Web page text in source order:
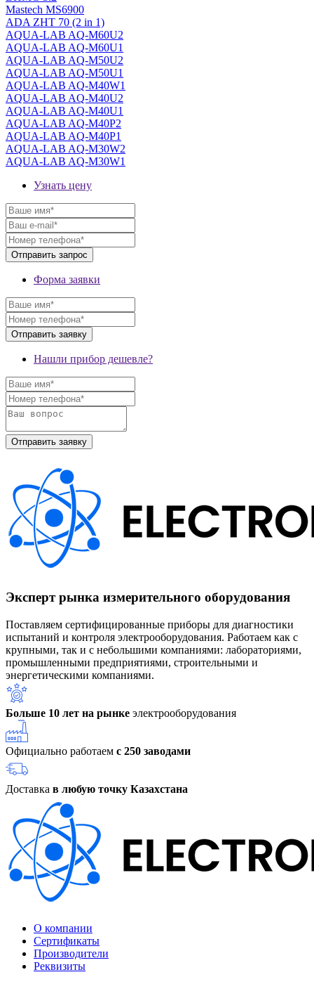
Mastech MS6900
ADA ZHT 70 (2 in 1)
AQUA-LAB AQ-M60U2
AQUA-LAB AQ-M60U1
AQUA-LAB AQ-M50U2
AQUA-LAB AQ-M50U1
AQUA-LAB AQ-M40W1
AQUA-LAB AQ-M40U2
AQUA-LAB AQ-M40U1
AQUA-LAB AQ-M40P2
AQUA-LAB AQ-M40P1
AQUA-LAB AQ-M30W2
AQUA-LAB AQ-M30W1
Узнать цену
Форма заявки
Нашли прибор дешевле?
Эксперт рынка измерительного оборудования
Поставляем сертифицированные приборы для диагностики
испытаний и контроля электрооборудования. Работаем как с
крупными, так и с небольшими компаниями: лабораториями,
промышленными предприятиями, строительными и
энергетическими компаниями.
Больше 10 лет на рынке электрооборудования
Официально работаем с 250 заводами
Доставка в любую точку Казахстана
О компании
Сертификаты
Производители
Реквизиты